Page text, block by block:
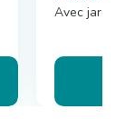
Avec